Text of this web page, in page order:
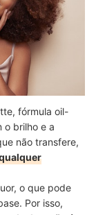
fórmula oil-
o brilho e a
não transfere,
o que pode
Por isso,